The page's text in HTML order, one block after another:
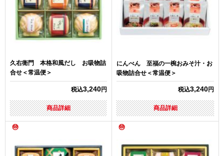
久右衛門 本格和風だし お吸物詰
合せ＜常温便＞
税込3,240円
商品詳細
にんべん 至福の一椀おみそ汁・お
吸物詰合せ＜常温便＞
税込3,240円
商品詳細